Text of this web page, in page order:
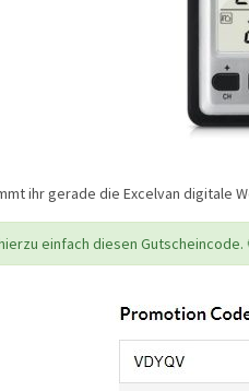
ihr gerade die Excelvan digitale
einfach diesen Gutscheincode.